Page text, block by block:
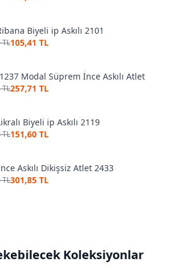
Biyeli ip Askılı 2101
TL105,41 TL
Modal Süprem İnce Askılı Atlet
TL257,71 TL
Biyeli ip Askılı 2119
TL151,60 TL
Askılı Dikişsiz Atlet 2433
TL301,85 TL
Koleksiyonlar